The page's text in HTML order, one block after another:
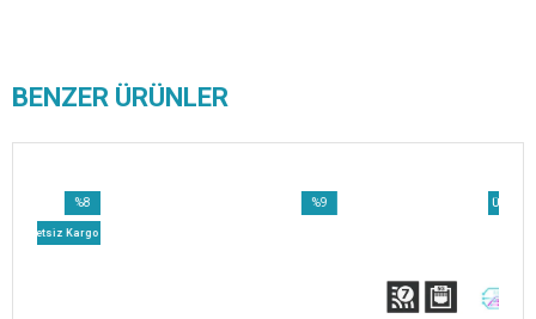
BENZER ÜRÜNLER
İndirim
Kargo
Ücretsiz Kargo